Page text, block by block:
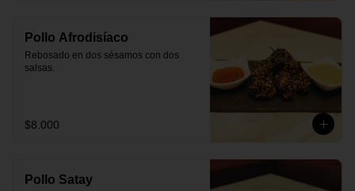
Pollo Afrodisíaco
Rebosado en dos sésamos con dos
salsas.
$8.000
Pollo Satay